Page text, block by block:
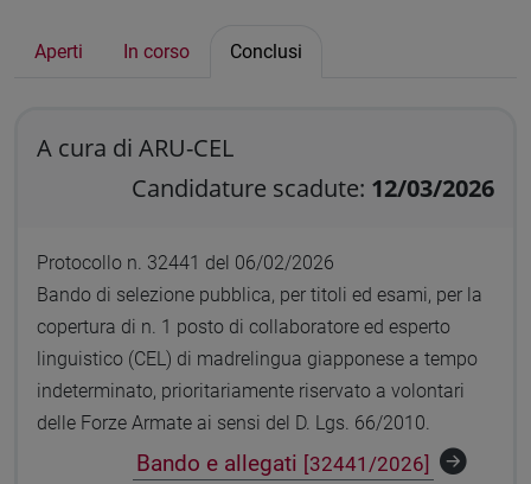
Aperti In corso Conclusi
A cura di ARU-CEL
Candidature scadute: 12/03/2026
Protocollo n. 32441 del 06/02/2026
Bando di selezione pubblica, per titoli ed esami, per la
copertura di n. 1 posto di collaboratore ed esperto
linguistico (CEL) di madrelingua giapponese a tempo
indeterminato, prioritariamente riservato a volontari
delle Forze Armate ai sensi del D. Lgs. 66/2010.
Bando e allegati [32441/2026]